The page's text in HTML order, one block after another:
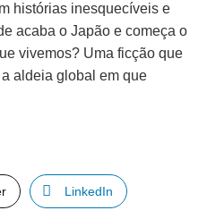
histórias inesquecíveis e
acaba o Japão e começa o
vivemos? Uma ficção que
aldeia global em que
LinkedIn